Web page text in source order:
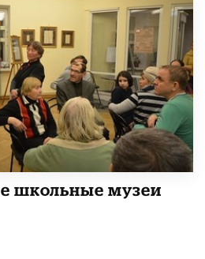
школьные музеи